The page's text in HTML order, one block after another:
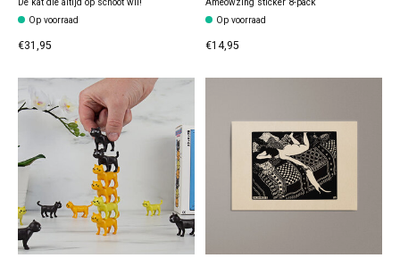
Op voorraad
€31,95
Op voorraad
€14,95